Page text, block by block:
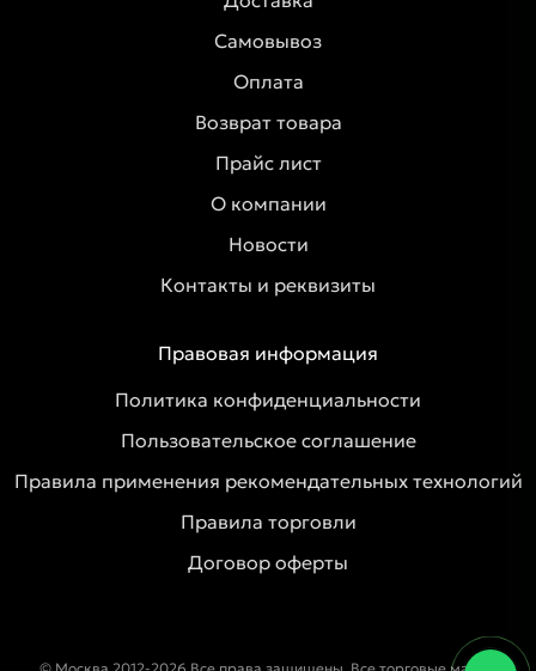
Самовывоз
Оплата
Возврат товара
Прайс лист
О компании
Новости
Контакты и реквизиты
Правовая информация
Политика конфиденциальности
Пользовательское соглашение
Правила применения рекомендательных технологий
Правила торговли
Договор оферты